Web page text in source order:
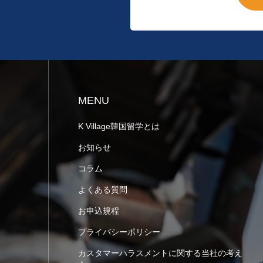
MENU
K Village韓国留学とは
お知らせ
コラム
よくある質問
お申込規程
プライバシーポリシー
カスタマーハラスメントに関する当社の考え